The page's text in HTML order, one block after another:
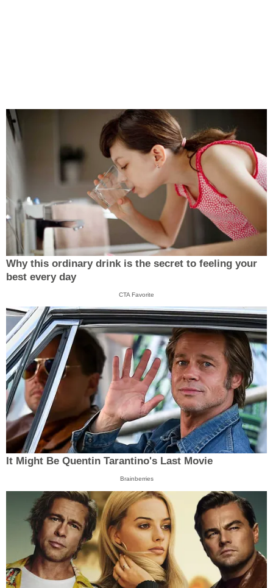
Why this ordinary drink is the secret to feeling your
best every day
CTA Favorite
It Might Be Quentin Tarantino's Last Movie
Brainberries